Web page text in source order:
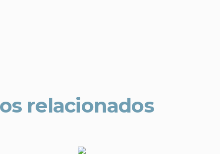
relacionados